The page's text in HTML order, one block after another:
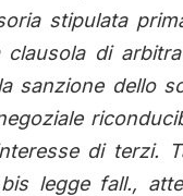
stipulata
clausola di
sanzione dello
di terzi.
bis legge fall.,